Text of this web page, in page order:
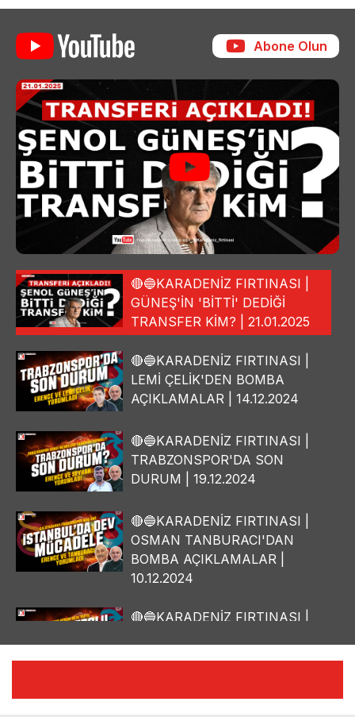
Abone Olun
🔴🔵KARADENİZ FIRTINASI |
GÜNEŞ'İN 'BİTTİ' DEDİĞİ
TRANSFER KİM? | 21.01.2025
🔴🔵KARADENİZ FIRTINASI |
LEMİ ÇELİK'DEN BOMBA
AÇIKLAMALAR | 14.12.2024
🔴🔵KARADENİZ FIRTINASI |
TRABZONSPOR'DA SON
DURUM | 19.12.2024
🔴🔵KARADENİZ FIRTINASI |
OSMAN TANBURACI'DAN
BOMBA AÇIKLAMALAR |
10.12.2024
🔴🔵KARADENİZ FIRTINASI |
🔴🔵KARADENİZ FIRTINASI |